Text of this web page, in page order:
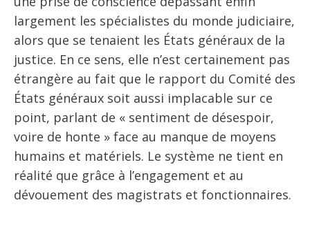
largement les spécialistes du monde judiciaire,
alors que se tenaient les États généraux de la
justice. En ce sens, elle n’est certainement pas
étrangère au fait que le rapport du Comité des
États généraux soit aussi implacable sur ce
point, parlant de « sentiment de désespoir,
voire de honte » face au manque de moyens
humains et matériels. Le système ne tient en
réalité que grâce à l’engagement et au
dévouement des magistrats et fonctionnaires.